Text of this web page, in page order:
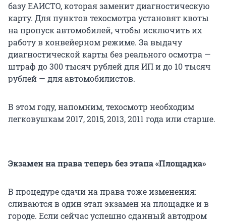
базу ЕАИСТО, которая заменит диагностическую
карту. Для пунктов техосмотра установят квоты
на пропуск автомобилей, чтобы исключить их
работу в конвейерном режиме. За выдачу
диагностической карты без реального осмотра —
штраф до 300 тысяч рублей для ИП и до 10 тысяч
рублей — для автомобилистов.
В этом году, напомним, техосмотр необходим
легковушкам 2017, 2015, 2013, 2011 года или старше.
Экзамен на права теперь без этапа «Площадка»
В процедуре сдачи на права тоже изменения:
сливаются в один этап экзамен на площадке и в
городе. Если сейчас успешно сданный автодром